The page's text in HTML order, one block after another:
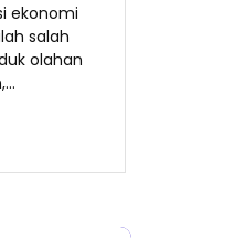
ekonomi
salah
olahan